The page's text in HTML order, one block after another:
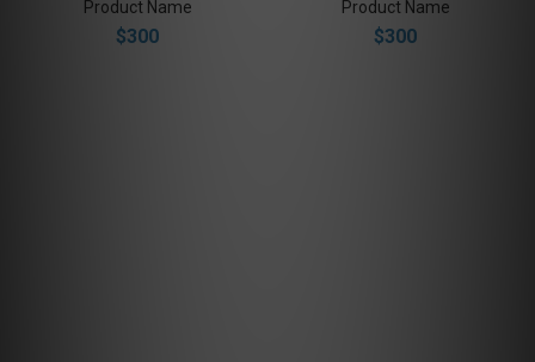
Product Name
$300
Product Name
$300